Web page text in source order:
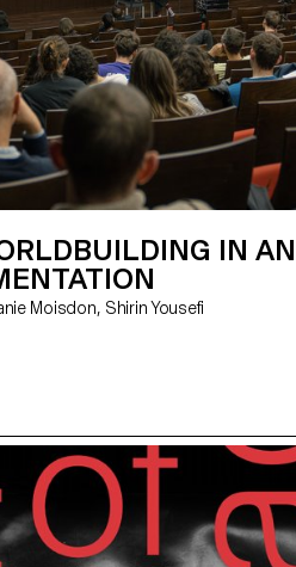
IN
avec Ingrid Luquet-Gad, Stéphanie Moisdon, Shirin Yousefi